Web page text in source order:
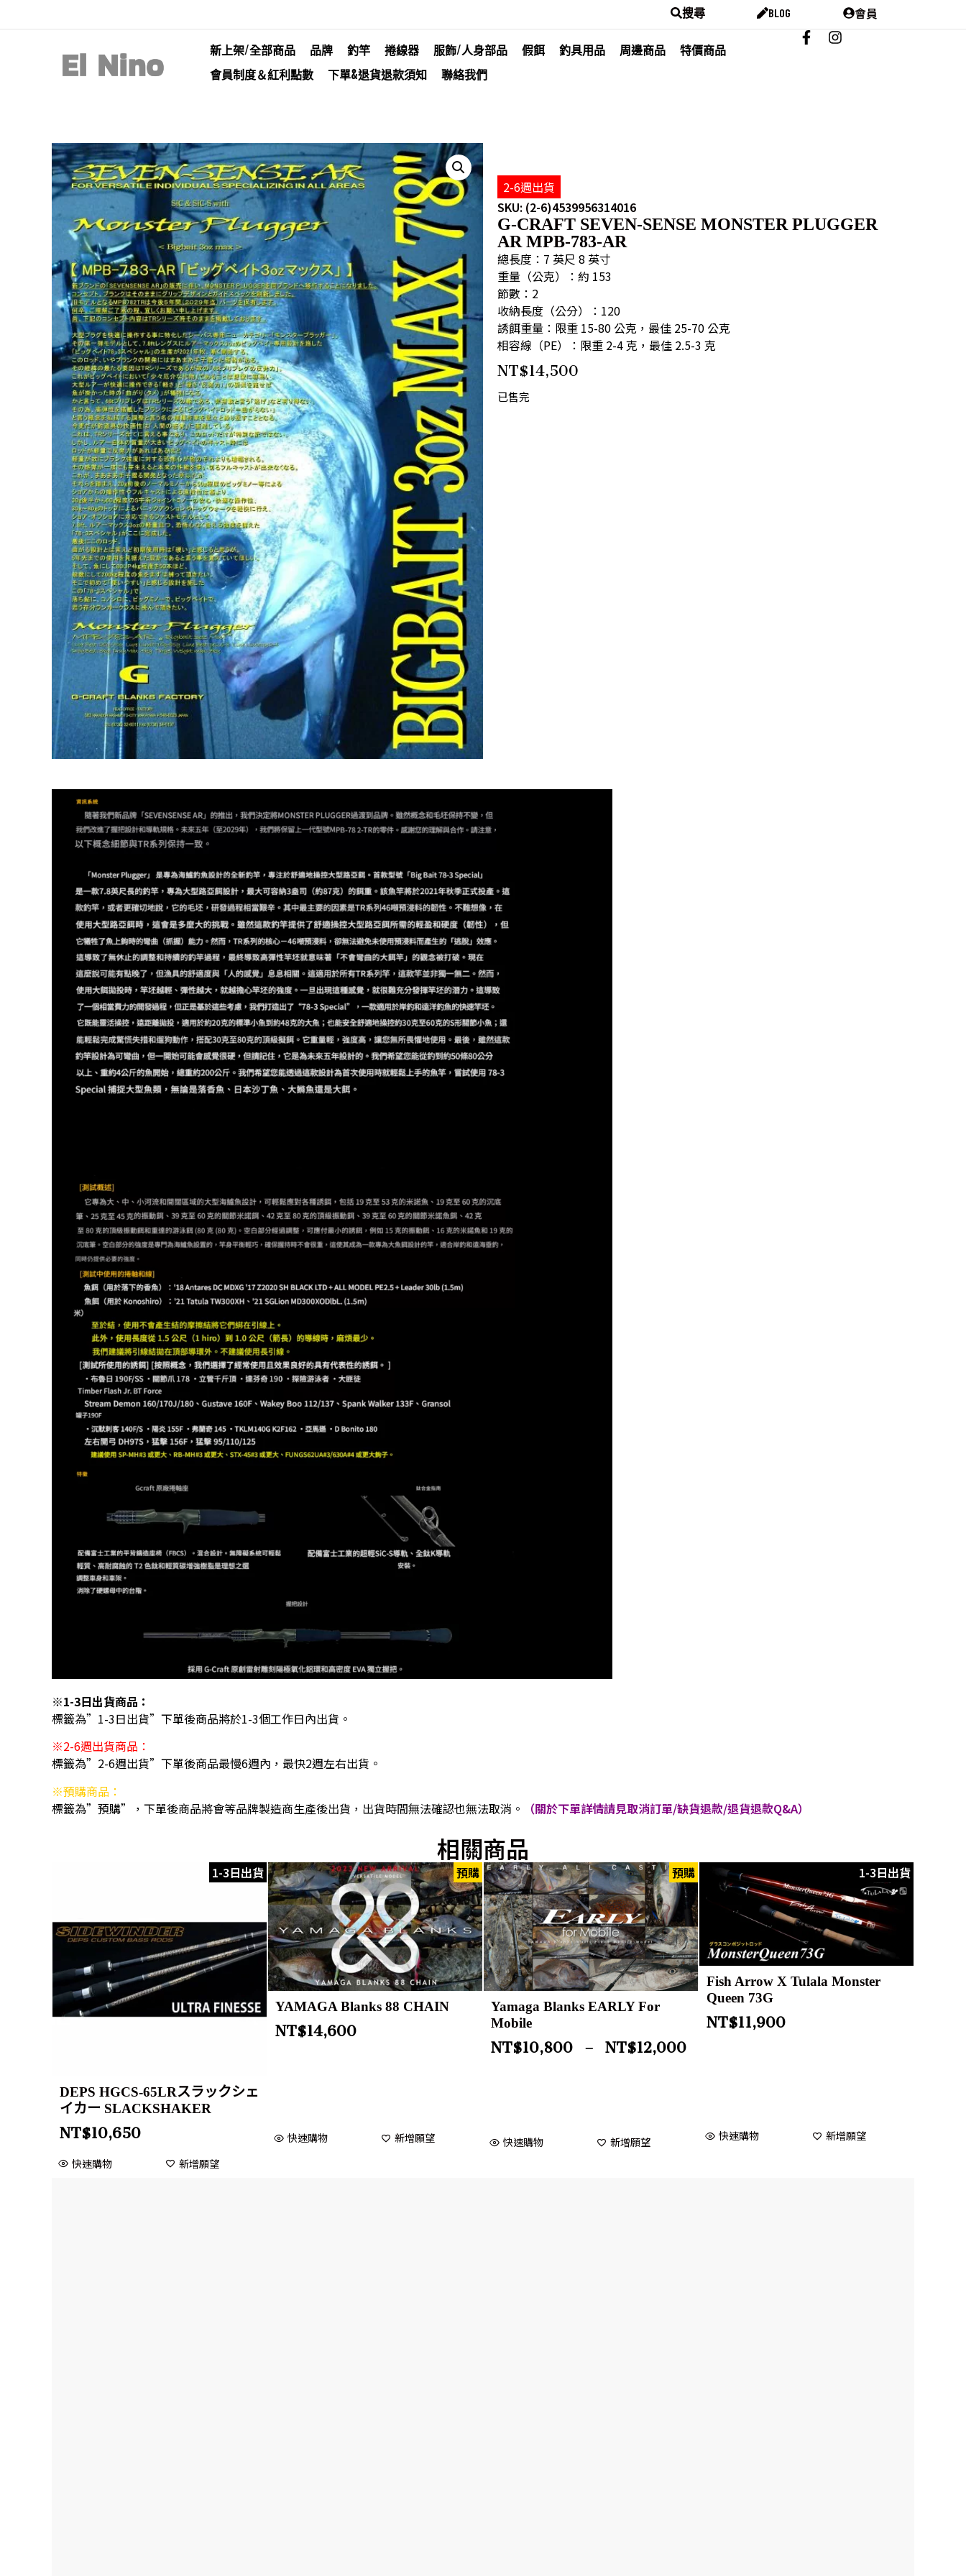
搜尋 BLOG 會員
新上架/全部商品 品牌 釣竿 捲線器 服飾/人身部品 假餌 釣具用品 周邊商品
特價商品
會員制度＆紅利點數
下單&退貨退款須知 聯絡我們
2-6週出貨
SKU: (2-6)4539956314016
G-CRAFT SEVEN-SENSE MONSTER PLUGGER
AR MPB-783-AR
總長度：7 英尺 8 英寸
重量（公克）：約 153
節數：2
收納長度（公分）：120
誘餌重量：限重 15-80 公克，最佳 25-70 公克
相容線（PE）：限重 2-4 克，最佳 2.5-3 克
NT$14,500
已售完
※1-3日出貨商品：
標籤為”1-3日出貨”下單後商品將於1-3個工作日內出貨。
※2-6週出貨商品：
標籤為”2-6週出貨”下單後商品最慢6週內，最快2週左右出貨。
※預購商品：
標籤為”預購”，下單後商品將會等品牌製造商生產後出貨，出貨時間無法確認也無法取消。
（關於下單詳情請見取消訂單/缺貨退款/退貨退款Q&A）
相關商品
1-3日出貨
DEPS HGCS-65LRスラックシェ
イカー SLACKSHAKER
NT$10,650
快速購物 新增願望
預購
YAMAGA Blanks 88 CHAIN
NT$14,600
快速購物 新增願望
預購
Yamaga Blanks EARLY For
Mobile
NT$10,800 – NT$12,000
快速購物 新增願望
1-3日出貨
Fish Arrow X Tulala Monster
Queen 73G
NT$11,900
快速購物 新增願望